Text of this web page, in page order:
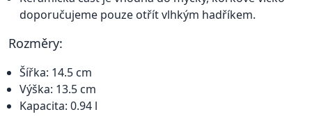
doporučujeme pouze otřít vlhkým hadříkem.
Rozměry:
Šířka: 14.5 cm
Výška: 13.5 cm
Kapacita: 0.94 l